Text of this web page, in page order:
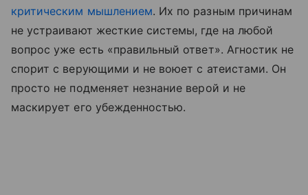
критическим мышлением. Их по разным причинам
не устраивают жесткие системы, где на любой
вопрос уже есть «правильный ответ». Агностик не
спорит с верующими и не воюет с атеистами. Он
просто не подменяет незнание верой и не
маскирует его убежденностью.